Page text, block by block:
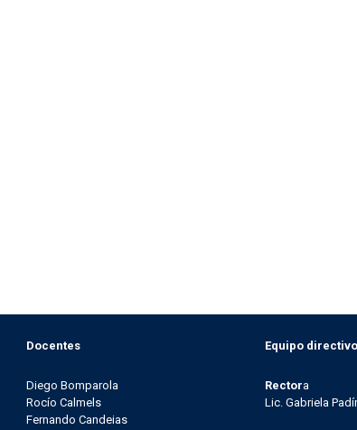
Docentes
Diego Bomparola
Rocío Calmels
Fernando Candeias
Equipo
Rectora
Lic. Gabriela